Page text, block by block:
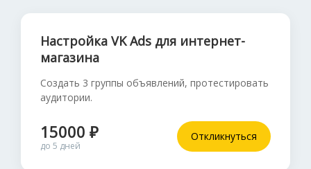
Настройка VK Ads для интернет-
магазина
Создать 3 группы объявлений, протестировать
аудитории.
15000 ₽
до 5 дней
Откликнуться